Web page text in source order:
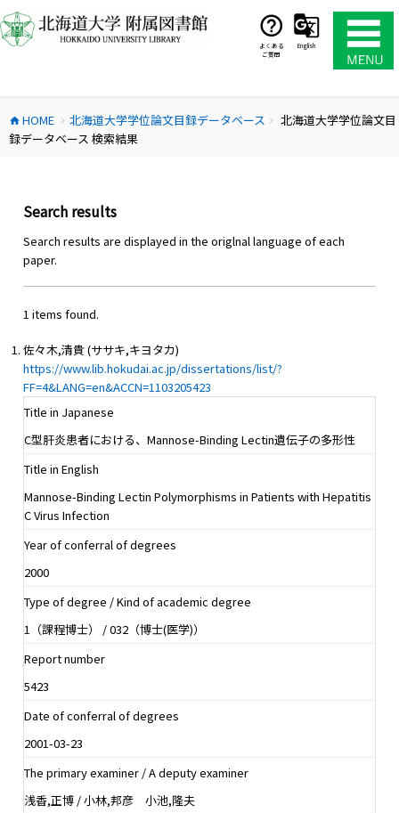
ン
テ
ス
キ
よくある
ご質問
English
home HOME chevron_right 北海道大学学位論文目録データベース chevron_right
北海道大学学位論文目
録データベース 検索結果
Search results
Search results are displayed in the origlnal language of each
paper.
1 items found.
佐々木,清貴 (ササキ,キヨタカ)
https://www.lib.hokudai.ac.jp/dissertations/list/?
FF=4&LANG=en&ACCN=1103205423
Title in Japanese
C型肝炎患者における、Mannose-Binding Lectin遺伝子の多形性
Title in English
Mannose-Binding Lectin Polymorphisms in Patients with Hepatitis
C Virus Infection
Year of conferral of degrees
2000
Type of degree / Kind of academic degree
1（課程博士） / 032（博士(医学)）
Report number
5423
Date of conferral of degrees
2001-03-23
The primary examiner / A deputy examiner
浅香,正博 / 小林,邦彦 小池,隆夫